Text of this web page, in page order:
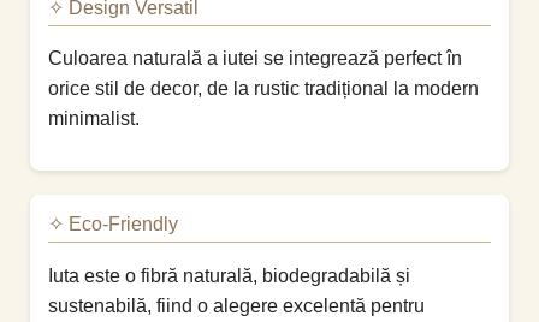
✧ Design Versatil
Culoarea naturală a iutei se integrează perfect în
orice stil de decor, de la rustic tradițional la modern
minimalist.
✧ Eco-Friendly
Iuta este o fibră naturală, biodegradabilă și
sustenabilă, fiind o alegere excelentă pentru